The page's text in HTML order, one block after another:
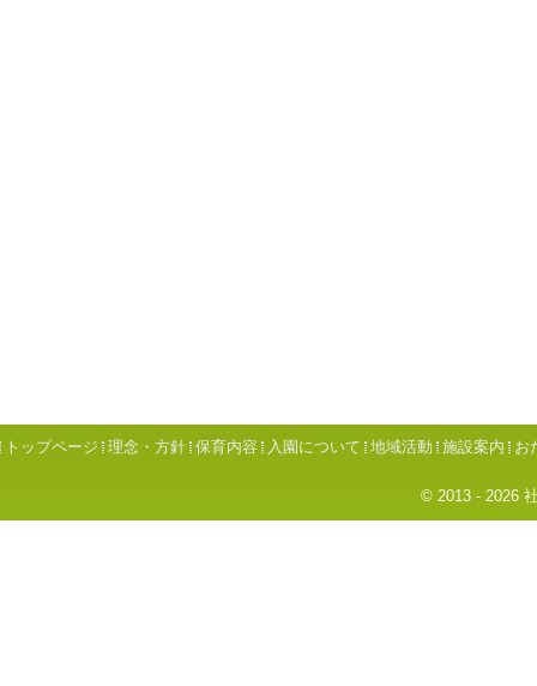
トップページ 理念・方針 保育内容 入園について 地域活動 施設案内 お
© 2013 - 2026